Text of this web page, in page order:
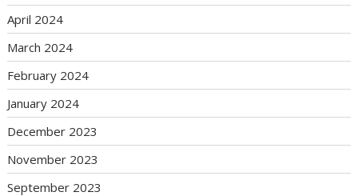
April 2024
March 2024
February 2024
January 2024
December 2023
November 2023
September 2023